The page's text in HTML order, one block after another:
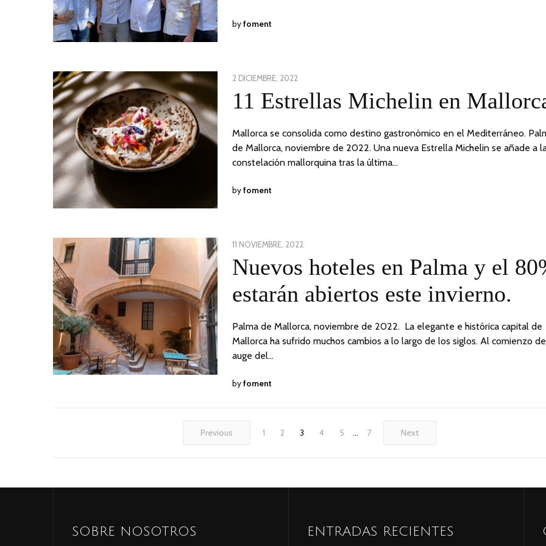
byfoment
POSTED
ON
2 DICIEMBRE, 2022
11 Estrellas Michelin en
Mallorca se consolida como destino gastronómico en el Mediterráneo.
de Mallorca, noviembre de 2022. Una nueva Estrella Michelin se añade a
constelación mallorquina tras la última…
byfoment
POSTED
ON
11 NOVIEMBRE, 2022
Nuevos hoteles en Palma y el
estarán abiertos este invierno.
Palma de Mallorca, noviembre de 2022. La elegante e histórica capital de
Mallorca ha sufrido muchos cambios a lo largo de los siglos. Al comienzo
auge del…
byfoment
Previous 1 2 3 4 5 … 7 Next
SOBRE NOSOTROS ENTRADAS RECIENTES